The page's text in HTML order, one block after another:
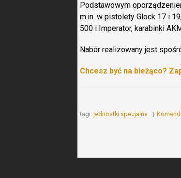
Podstawowym
m.in. w pistolety Glock 17 i
500 i Imperator, karabinki
Nabór realizowany jest
Chcesz być na bieżąco?
tagi: jednostki specjalne